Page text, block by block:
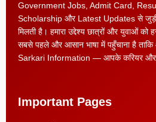
Government Jobs, Admit Card,
Scholarship और Latest Updates से जुड़ी
मिलती है। हमारा उद्देश्य छात्रों और युवाओं को
सबसे पहले और आसान भाषा में पहुँचाना है
Sarkari Information — आपके करियर और
Important Pages